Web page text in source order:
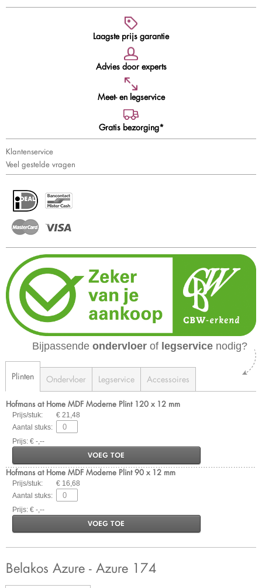
Laagste prijs garantie
Advies door experts
Meet- en legservice
Gratis bezorging*
Klantenservice
Veel gestelde vragen
Bijpassende ondervloer of legservice nodig?
Plinten Ondervloer Legservice Accessoires
Hofmans at Home MDF Moderne Plint 120 x 12 mm
Prijs/stuk:
€ 21,48
Aantal stuks:
Prijs: € -,--
VOEG TOE
Hofmans at Home MDF Moderne Plint 90 x 12 mm
Prijs/stuk:
€ 16,68
Aantal stuks:
Prijs: € -,--
VOEG TOE
Belakos Azure - Azure 174